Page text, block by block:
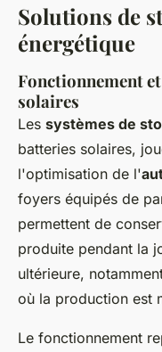
Solutions de
énergétique
Fonctionnement
solaires
Les systèmes de
batteries solaires,
l'optimisation de l'
foyers équipés de
permettent de
produite pendant la
ultérieure,
où la production est
Le fonctionnement